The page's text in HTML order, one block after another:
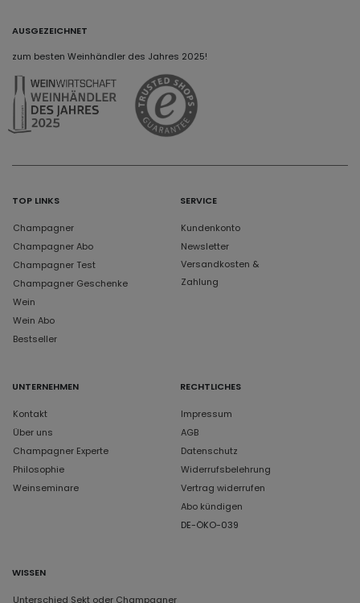
AUSGEZEICHNET
zum besten Weinhändler des Jahres 2025!
TOP LINKS
Champagner
Champagner Abo
Champagner Test
Champagner Geschenke
Wein
Wein Abo
Bestseller
SERVICE
Kundenkonto
Newsletter
Versandkosten &
Zahlung
UNTERNEHMEN
Kontakt
Über uns
Champagner Experte
Philosophie
Weinseminare
RECHTLICHES
Impressum
AGB
Datenschutz
Widerrufsbelehrung
Vertrag widerrufen
Abo kündigen
DE-ÖKO-039
WISSEN
Unterschied Sekt oder Champagner